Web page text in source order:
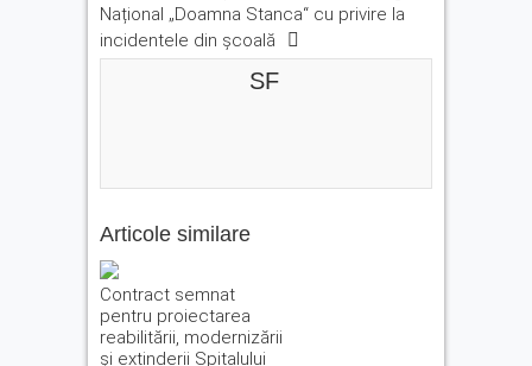
Național „Doamna Stanca“ cu privire la
incidentele din școală
SF
Articole similare
Contract semnat
pentru proiectarea
reabilitării, modernizării
și extinderii Spitalului